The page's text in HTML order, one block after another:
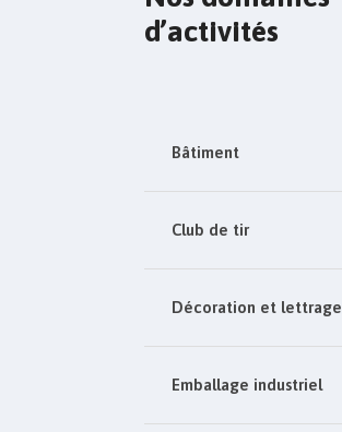
d’activités
Bâtiment
Club de tir
Décoration et lettrage
Emballage industriel